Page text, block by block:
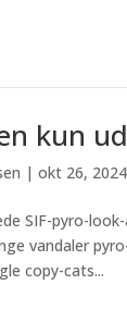
kun
|okt 26, 2024
SIF-pyro-
vandaler
copy-cats...